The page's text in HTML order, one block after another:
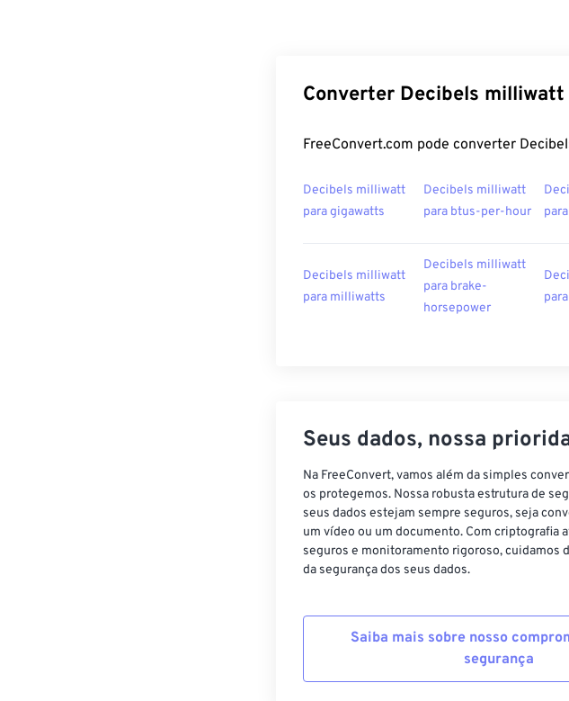
Converter Decibels
FreeConvert.com pode converter
Decibels milliwatt
para gigawatts
Decibels milliwatt
para btus-per-hour
Decibels milliwatt
para milliwatts
Decibels milliwatt
para brake-
horsepower
Seus dados, nossa
Na FreeConvert, vamos além da simples
os protegemos. Nossa robusta estrutura de
seus dados estejam sempre seguros, seja
um vídeo ou um documento. Com criptografia
seguros e monitoramento rigoroso, cuidamos
da segurança dos seus dados.
Saiba mais sobre nosso
segurança